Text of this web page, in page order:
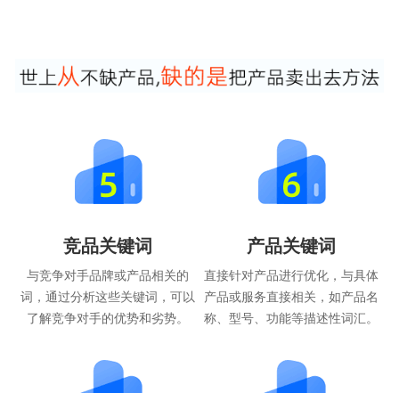
竞品关键词
与竞争对手品牌或产品相关的
词，通过分析这些关键词，可以
了解竞争对手的优势和劣势。
产品关键词
直接针对产品进行优化，与具体
产品或服务直接相关，如产品名
称、型号、功能等描述性词汇。